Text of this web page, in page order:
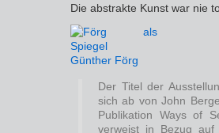
Die abstrakte Kunst war nie
Günther Förg
Der Titel der
sich ab von John
Publikation Ways of
verweist in Bezug